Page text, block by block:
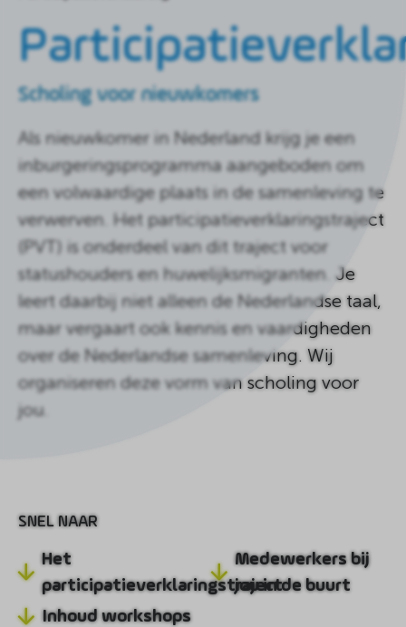
homepagina
Scholing voor nieuwkomers
Als nieuwkomer in Nederland krijg je een
inburgeringsprogramma aangeboden om
een volwaardige plaats in de samenleving te
verwerven. Het participatieverklaringstraject
(PVT) is onderdeel van dit traject voor
statushouders en huwelijksmigranten. Je
leert daarbij niet alleen de Nederlandse taal,
maar vergaart ook kennis en vaardigheden
over de Nederlandse samenleving. Wij
organiseren deze vorm van scholing voor
jou.
SNEL NAAR
Het
participatieverklaringstraject
Inhoud workshops
Medewerkers bij
jou in de buurt